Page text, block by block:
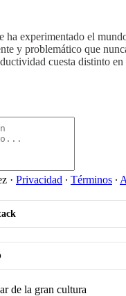
ha experimentado el
y problemático que
cuesta distinto en
· Privacidad ∙ Términos ∙
de la gran cultura